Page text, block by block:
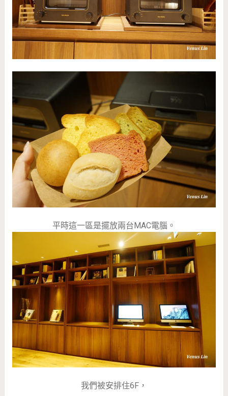
平時這一區是擺放兩台MAC電腦。
我們被安排住6F，